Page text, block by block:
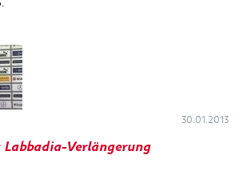
30.01.2013
Labbadia-Verlängerung